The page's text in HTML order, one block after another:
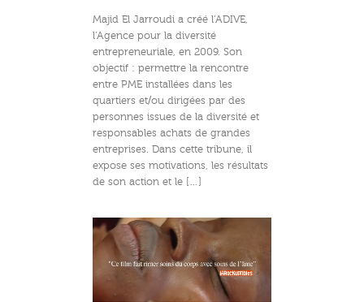
Majid El Jarroudi a créé l’ADIVE,
l’Agence pour la diversité
entrepreneuriale, en 2009. Son
objectif : permettre la rencontre
entre PME installées dans les
quartiers et/ou dirigées par des
personnes issues de la diversité et
responsables achats de grandes
entreprises. Dans cette tribune, il
expose ses motivations, les résultats
de son action et le […]